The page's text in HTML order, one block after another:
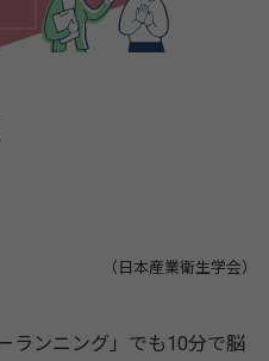
（日本産業衛生学会）
ランニング」でも10分で脳